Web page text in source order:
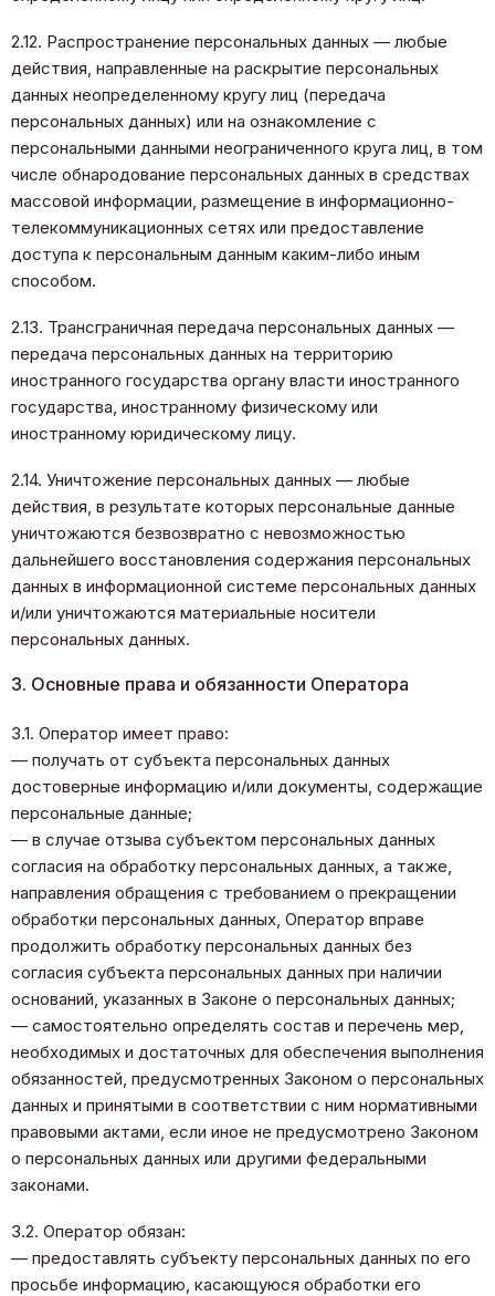
2.12. Распространение персональных данных — любые
действия, направленные на раскрытие персональных
данных неопределенному кругу лиц (передача
персональных данных) или на ознакомление с
персональными данными неограниченного круга лиц, в том
числе обнародование персональных данных в средствах
массовой информации, размещение в информационно-
телекоммуникационных сетях или предоставление
доступа к персональным данным каким-либо иным
способом.
2.13. Трансграничная передача персональных данных —
передача персональных данных на территорию
иностранного государства органу власти иностранного
государства, иностранному физическому или
иностранному юридическому лицу.
2.14. Уничтожение персональных данных — любые
действия, в результате которых персональные данные
уничтожаются безвозвратно с невозможностью
дальнейшего восстановления содержания персональных
данных в информационной системе персональных данных
и/или уничтожаются материальные носители
персональных данных.
3. Основные права и обязанности Оператора
3.1. Оператор имеет право:
— получать от субъекта персональных данных
достоверные информацию и/или документы, содержащие
персональные данные;
— в случае отзыва субъектом персональных данных
согласия на обработку персональных данных, а также,
направления обращения с требованием о прекращении
обработки персональных данных, Оператор вправе
продолжить обработку персональных данных без
согласия субъекта персональных данных при наличии
оснований, указанных в Законе о персональных данных;
— самостоятельно определять состав и перечень мер,
необходимых и достаточных для обеспечения выполнения
обязанностей, предусмотренных Законом о персональных
данных и принятыми в соответствии с ним нормативными
правовыми актами, если иное не предусмотрено Законом
о персональных данных или другими федеральными
законами.
3.2. Оператор обязан:
— предоставлять субъекту персональных данных по его
просьбе информацию, касающуюся обработки его